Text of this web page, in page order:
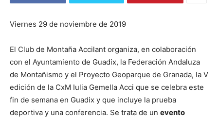
Viernes 29 de noviembre de 2019
El Club de Montaña Accilant organiza, en colaboración
con el Ayuntamiento de Guadix, la Federación Andaluza
de Montañismo y el Proyecto Geoparque de Granada, la V
edición de la CxM Iulia Gemella Acci que se celebra este
fin de semana en Guadix y que incluye la prueba
deportiva y una conferencia. Se trata de un evento